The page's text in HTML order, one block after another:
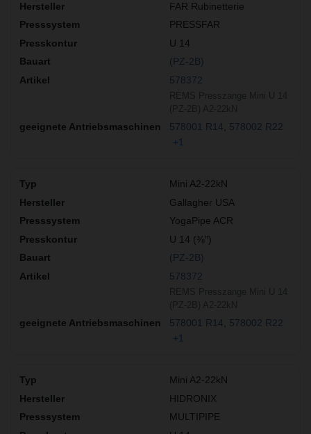
FAR Rubinetterie
PRESSFAR
U 14
(PZ-2B)
578372
578001 R14
578002 R22
+1
Mini A2-22kN
Gallagher USA
YogaPipe ACR
U 14 (⅜″)
(PZ-2B)
578372
578001 R14
578002 R22
+1
Mini A2-22kN
HIDRONIX
MULTIPIPE